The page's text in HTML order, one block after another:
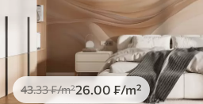
43.33₣/m²26 .00 ₣/m²